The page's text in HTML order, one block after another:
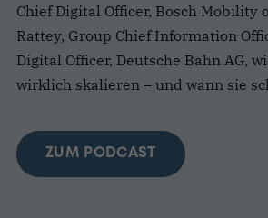
Chief Digital Officer, Bosch Mobility
Rattey, Group Chief Information
Digital Officer, Deutsche Bahn AG,
wirklich skalieren – und wann sie
ZUM PODCAST